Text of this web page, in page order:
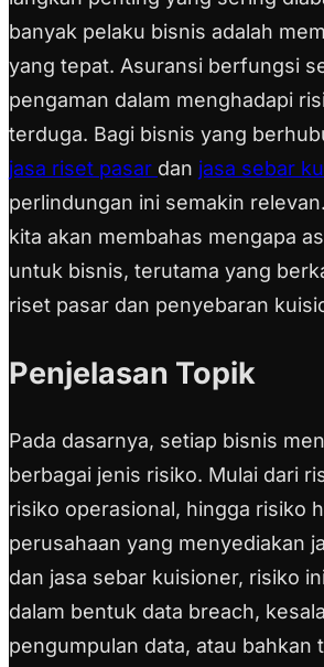
banyak pelaku bisnis adalah
yang tepat. Asuransi berfungsi
pengaman dalam menghadapi
terduga. Bagi bisnis yang
jasa riset pasar dan jasa sebar
perlindungan ini semakin
kita akan membahas mengapa
untuk bisnis, terutama yang
riset pasar dan penyebaran
Penjelasan Topik
Pada dasarnya, setiap bisnis
berbagai jenis risiko. Mulai dari
risiko operasional, hingga risiko
perusahaan yang menyediakan
dan jasa sebar kuisioner, risiko
dalam bentuk data breach,
pengumpulan data, atau bahkan